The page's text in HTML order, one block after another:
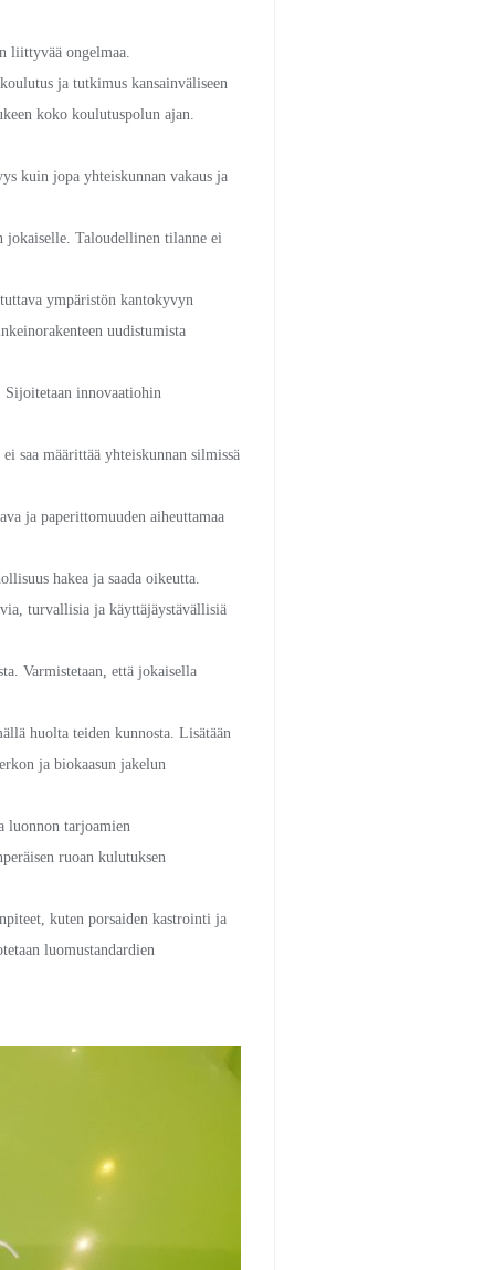
liittyvää ongelmaa.
ja tutkimus kansainväliseen
koko koulutuspolun ajan.
kuin jopa yhteiskunnan vakaus ja
jokaiselle. Taloudellinen tilanne ei
ympäristön kantokyvyn
uudistumista
innovaatiohin
saa määrittää yhteiskunnan silmissä
ja paperittomuuden aiheuttamaa
hakea ja saada oikeutta.
turvallisia ja käyttäjäystävällisiä
Varmistetaan, että jokaisella
huolta teiden kunnosta. Lisätään
ja biokaasun jakelun
luonnon tarjoamien
ruoan kulutuksen
kuten porsaiden kastrointi ja
luomustandardien